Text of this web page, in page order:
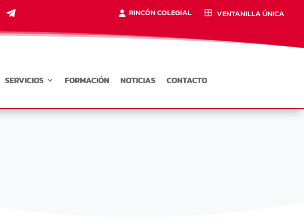
RINCÓN COLEGIAL VENTANILLA ÚNICA
SERVICIOS FORMACIÓN NOTICIAS CONTACTO